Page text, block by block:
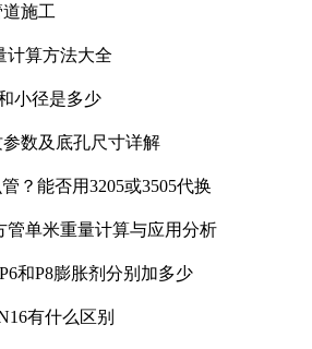
施工
计算方法大全
小径是多少
参数及底孔尺寸详解
？能否用3205或3505代换
管单米重量计算与应用分析
和P8膨胀剂分别加多少
有什么区别